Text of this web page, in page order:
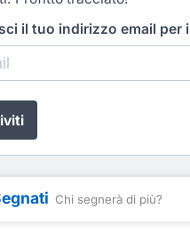
il tuo indirizzo email per
Chi segnerà di più?